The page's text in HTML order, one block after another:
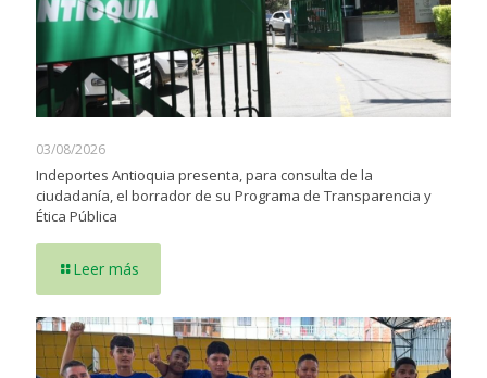
03/08/2026
Indeportes Antioquia presenta, para consulta de la
ciudadanía, el borrador de su Programa de Transparencia y
Ética Pública
Leer más